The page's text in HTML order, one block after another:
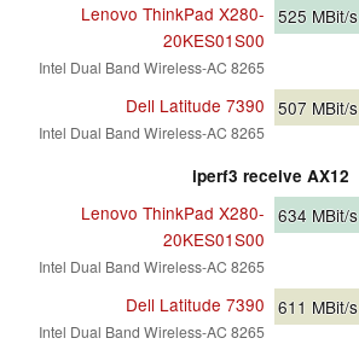
Lenovo ThinkPad X280-
20KES01S00
Intel Dual Band Wireless-AC 8265
525 MBit/s
Dell Latitude 7390
Intel Dual Band Wireless-AC 8265
507 MBit/s
iperf3 receive AX12
Lenovo ThinkPad X280-
20KES01S00
Intel Dual Band Wireless-AC 8265
634 MBit/s
Dell Latitude 7390
Intel Dual Band Wireless-AC 8265
611 MBit/s